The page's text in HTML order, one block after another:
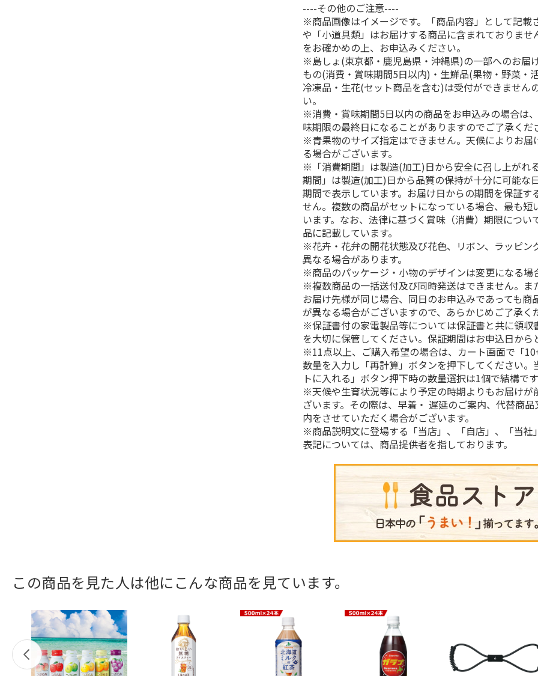
----その他のご注意----
※商品画像はイメージです。「商品内容」として記載
や「小道具類」はお届けする商品に含まれておりませ
をお確かめの上、お申込みください。
※島しょ(東京都・鹿児島県・沖縄県)の一部へのお届
もの(消費・賞味期間5日以内)・生鮮品(果物・野菜・
冷凍品・生花(セット商品を含む)は受付ができません
い。
※消費・賞味期間5日以内の商品をお申込みの場合は
味期限の最終日になることがありますのでご了承くだ
※青果物のサイズ指定はできません。天候によりお届
る場合がございます。
※「消費期間」は製造(加工)日から安全に召し上がれ
期間」は製造(加工)日から品質の保持が十分に可能な
期間で表示しています。お届け日からの期間を保証す
せん。複数の商品がセットになっている場合、最も短
います。なお、法律に基づく賞味（消費）期限につい
品に記載しています。
※花卉・花弁の開花状態及び花色、リボン、ラッピン
異なる場合があります。
※商品のパッケージ・小物のデザインは変更になる場
※複数商品の一括送付及び同時発送はできません。ま
お届け先様が同じ場合、同日のお申込みであっても商
が異なる場合がございますので、あらかじめご了承く
※保証書付の家電製品等については保証書と共に領収
を大切に保管してください。保証期間はお申込日から
※11点以上、ご購入希望の場合は、カート画面で「
数量を入力し「再計算」ボタンを押下してください。
トに入れる」ボタン押下時の数量選択は1個で結構で
※天候や生育状況等により予定の時期よりもお届けが
ざいます。その際は、早着・ 遅延のご案内、代替商
内をさせていただく場合がございます。
※商品説明文に登場する「当店」、「自店」、「当社
表記については、商品提供者を指しております。
この商品を見た人は他にこんな商品を見ています。